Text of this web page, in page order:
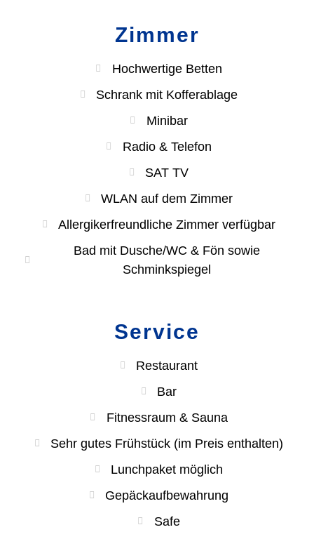
Zimmer
Hochwertige Betten
Schrank mit Kofferablage
Minibar
Radio & Telefon
SAT TV
WLAN auf dem Zimmer
Allergikerfreundliche Zimmer verfügbar
Bad mit Dusche/WC & Fön sowie
Schminkspiegel
Service
Restaurant
Bar
Fitnessraum & Sauna
Sehr gutes Frühstück (im Preis enthalten)
Lunchpaket möglich
Gepäckaufbewahrung
Safe